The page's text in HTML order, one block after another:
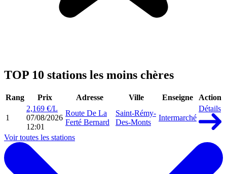
TOP 10 stations les moins chères
Rang Prix Adresse Ville Enseigne Action
1
2,169 €/L
07/08/2026
12:01
Route De La
Ferté Bernard
Saint-Rémy-
Des-Monts
Intermarché
Détails
Voir toutes les stations